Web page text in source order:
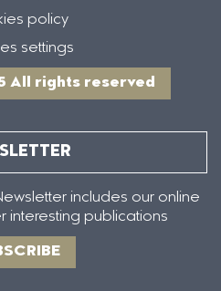
policy
settings
All rights reserved
includes our online
interesting publications